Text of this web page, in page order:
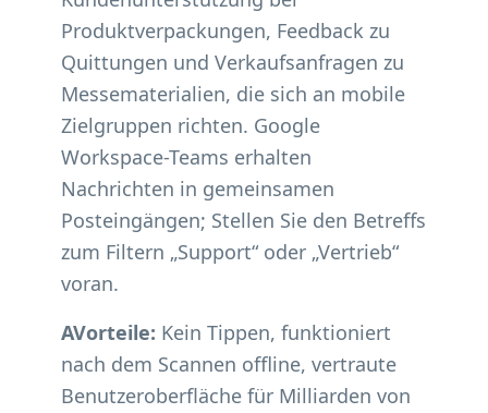
Produktverpackungen, Feedback zu
Quittungen und Verkaufsanfragen zu
Messematerialien, die sich an mobile
Zielgruppen richten. Google
Workspace-Teams erhalten
Nachrichten in gemeinsamen
Posteingängen; Stellen Sie den Betreffs
zum Filtern „Support“ oder „Vertrieb“
voran.
AVorteile: Kein Tippen, funktioniert
nach dem Scannen offline, vertraute
Benutzeroberfläche für Milliarden von